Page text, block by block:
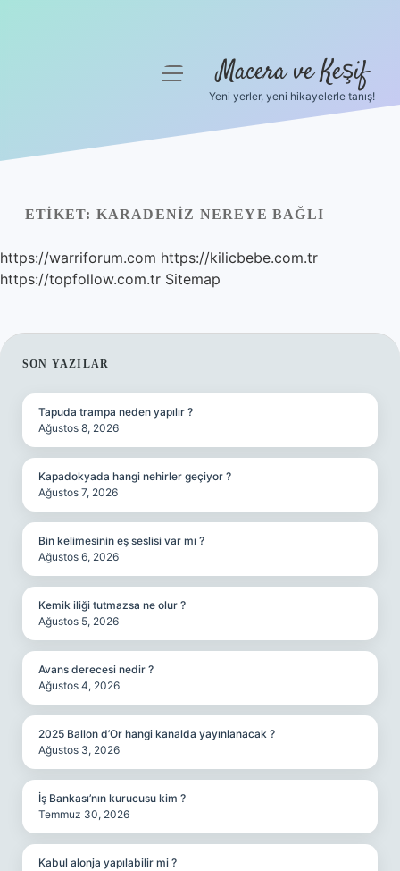
Yasal Uyarı
Hakkımızda
menüyüMacera ve Keşif
Yeni yerler, yeni hikayelerle tanış!
ETIKET: KARADENIZ NEREYE BAĞLI
https://warriforum.com https://kilicbebe.com.tr
https://topfollow.com.tr Sitemap
SIDEBAR
SON YAZILAR
Tapuda trampa neden yapılır ?
Ağustos 8, 2026
Kapadokyada hangi nehirler geçiyor ?
Ağustos 7, 2026
Bin kelimesinin eş seslisi var mı ?
Ağustos 6, 2026
Kemik iliği tutmazsa ne olur ?
Ağustos 5, 2026
Avans derecesi nedir ?
Ağustos 4, 2026
2025 Ballon d’Or hangi kanalda yayınlanacak ?
Ağustos 3, 2026
İş Bankası’nın kurucusu kim ?
Temmuz 30, 2026
Kabul alonja yapılabilir mi ?